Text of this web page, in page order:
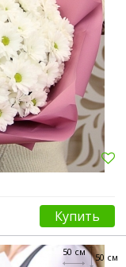
Купить
50 см
50 см